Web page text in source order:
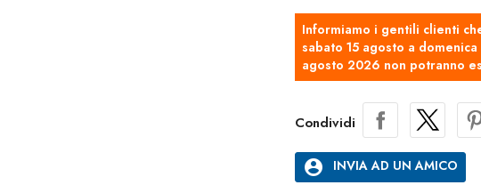
Informiamo i gentili clienti
sabato 15 agosto a
agosto 2026 non potranno
Condividi
account_circle INVIA AD UN AMICO